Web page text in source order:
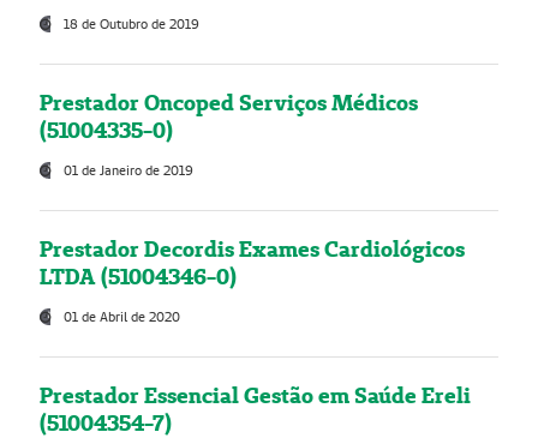
18 de Outubro de 2019
Prestador Oncoped Serviços Médicos
(51004335-0)
01 de Janeiro de 2019
Prestador Decordis Exames Cardiológicos
LTDA (51004346-0)
01 de Abril de 2020
Prestador Essencial Gestão em Saúde Ereli
(51004354-7)